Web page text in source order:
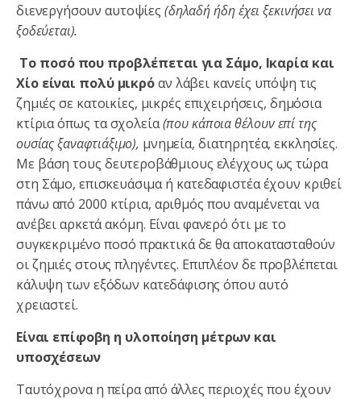
διενεργήσουν αυτοψίες(δηλαδή ήδη έχει ξεκινήσει να
ξοδεύεται).
Το ποσό που προβλέπεται για Σάμο, Ικαρία και
Χίο είναι πολύ μικρόαν λάβει κανείς υπόψη τις
ζημιές σε κατοικίες, μικρές επιχειρήσεις, δημόσια
κτίρια όπως τα σχολεία(που κάποια θέλουν επί της
ουσίας ξαναφτιάξιμο), μνημεία, διατηρητέα, εκκλησίες.
Με βάση τους δευτεροβάθμιους ελέγχους ως τώρα
στη Σάμο, επισκευάσιμα ή κατεδαφιστέα έχουν κριθεί
πάνω από 2000 κτίρια, αριθμός που αναμένεται να
ανέβει αρκετά ακόμη. Είναι φανερό ότι με το
συγκεκριμένο ποσό πρακτικά δε θα αποκατασταθούν
οι ζημιές στους πληγέντες. Επιπλέον δε προβλέπεται
κάλυψη των εξόδων κατεδάφισης όπου αυτό
χρειαστεί.
Είναι επίφοβη η υλοποίηση μέτρων και
υποσχέσεων
Ταυτόχρονα η πείρα από άλλες περιοχές που έχουν